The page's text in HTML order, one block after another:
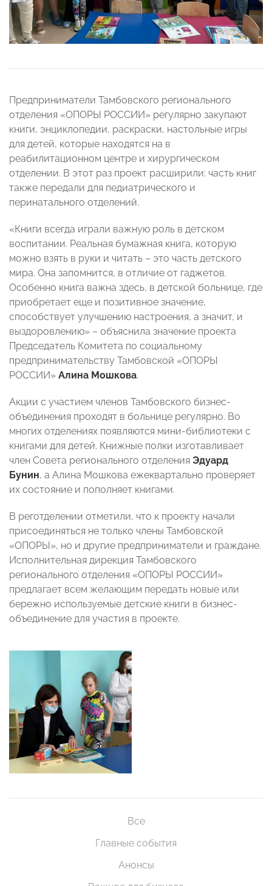
Предприниматели Тамбовского регионального
отделения «ОПОРЫ РОССИИ» регулярно закупают
книги, энциклопедии, раскраски, настольные игры
для детей, которые находятся на в
реабилитационном центре и хирургическом
отделении. В этот раз проект расширили: часть книг
также передали для педиатрического и
перинатального отделений.
«Книги всегда играли важную роль в детском
воспитании. Реальная бумажная книга, которую
можно взять в руки и читать – это часть детского
мира. Она запомнится, в отличие от гаджетов.
Особенно книга важна здесь, в детской больнице, где
приобретает еще и позитивное значение,
способствует улучшению настроения, а значит, и
выздоровлению» – объяснила значение проекта
Председатель Комитета по социальному
предпринимательству Тамбовской «ОПОРЫ
РОССИИ» Алина Мошкова.
Акции с участием членов Тамбовского бизнес-
объединения проходят в больнице регулярно. Во
многих отделениях появляются мини-библиотеки с
книгами для детей. Книжные полки изготавливает
член Совета регионального отделения Эдуард
Бунин, а Алина Мошкова ежеквартально проверяет
их состояние и пополняет книгами.
В реготделении отметили, что к проекту начали
присоединяться не только члены Тамбовской
«ОПОРЫ», но и другие предприниматели и граждане.
Исполнительная дирекция Тамбовского
регионального отделения «ОПОРЫ РОССИИ»
предлагает всем желающим передать новые или
бережно используемые детские книги в бизнес-
объединение для участия в проекте.
Все
Главные события
Анонсы